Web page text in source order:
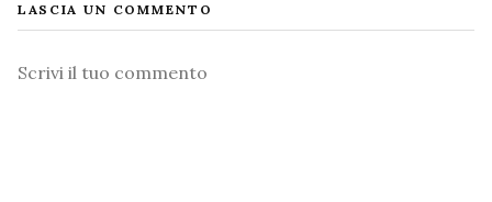
LASCIA UN COMMENTO
Commento